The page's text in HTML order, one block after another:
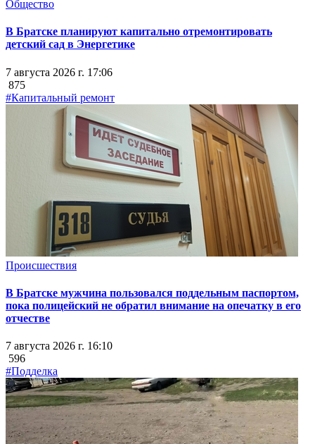
Общество
В Братске планируют капитально отремонтировать
детский сад в Энергетике
7 августа 2026 г. 17:06
875
#Капитальный ремонт
Происшествия
В Братске мужчина пользовался поддельным паспортом,
пока полицейский не обратил внимание на опечатку в его
отчестве
7 августа 2026 г. 16:10
596
#Подделка